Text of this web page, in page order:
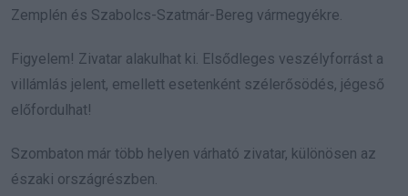
Zemplén és Szabolcs-Szatmár-Bereg vármegyékre.
Figyelem! Zivatar alakulhat ki. Elsődleges veszélyforrást a
villámlás jelent, emellett esetenként szélerősödés, jégeső
előfordulhat!
Szombaton már több helyen várható zivatar, különösen az
északi országrészben.